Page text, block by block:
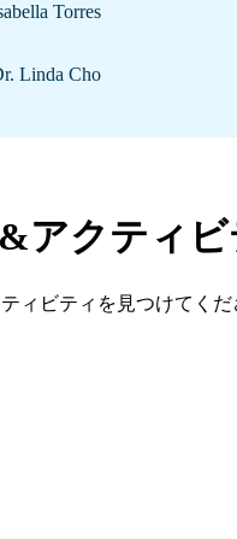
Torres
Linda Cho
アクティビ
ィビティを見つけてくだ